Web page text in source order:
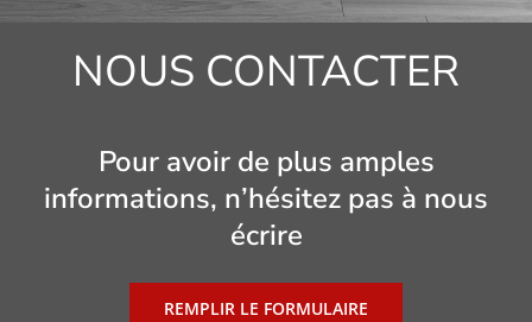
NOUS CONTACTER
Pour avoir de plus amples
informations, n’hésitez pas à nous
écrire
REMPLIR LE FORMULAIRE